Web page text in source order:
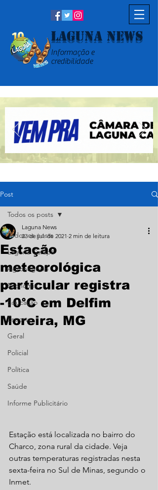
Laguna News
Informação e
credibilidade
Post
Todos os posts
Laguna Carapã
Agronegócio
Economia
Educação
Esporte
Geral
Policial
Política
Saúde
Informe Publicitário
Todos os posts
Estação
meteorológica
particular registra
-10°C em Delfim
Moreira, MG
Laguna News
23 de jul. de 2021 2 min de leitura
Estação está localizada no bairro do
Charco, zona rural da cidade. Veja
outras temperaturas registradas nesta
sexta-feira no Sul de Minas, segundo o
Inmet.